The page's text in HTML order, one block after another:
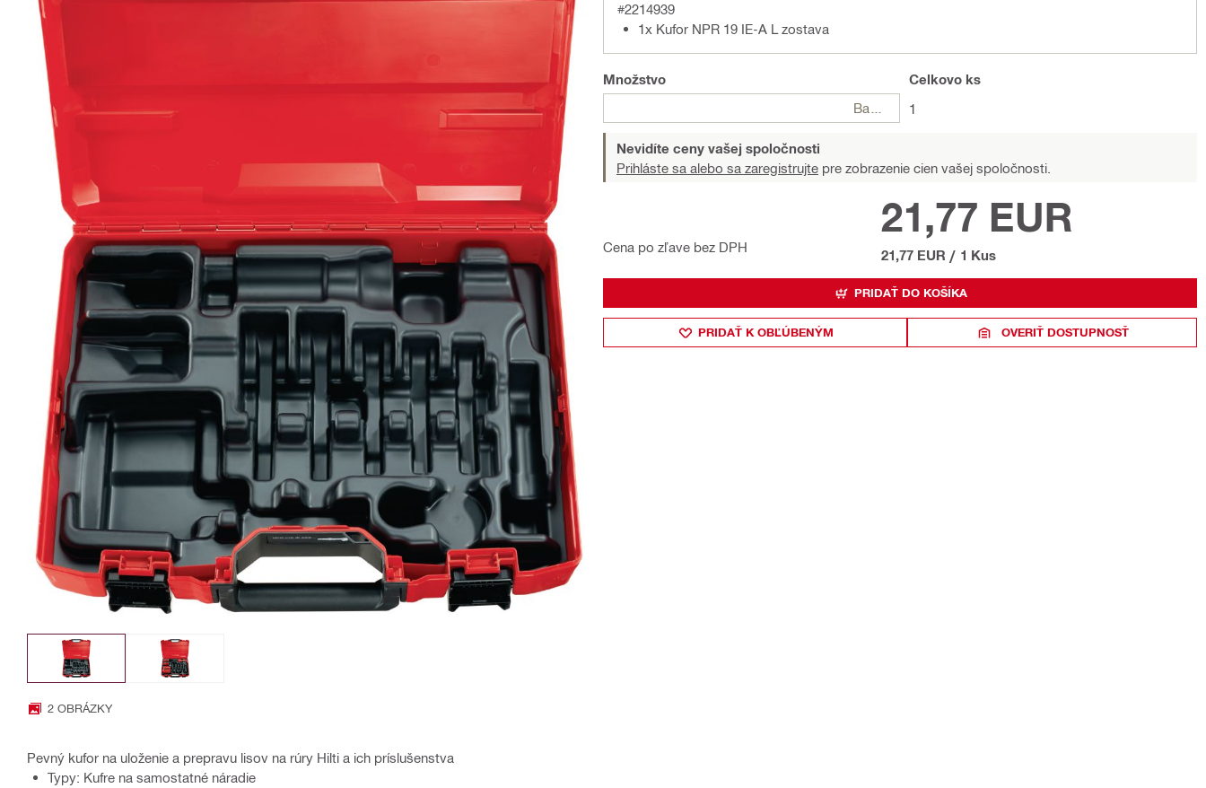
2 OBRÁZKY
Pevný kufor na uloženie a prepravu lisov na rúry Hilti a ich príslušenstva
Typy: Kufre na samostatné náradie
#2214939
1x Kufor NPR 19 IE-A L zostava
Množstvo
Celkovo ks
1
Nevidíte ceny vašej spoločnosti
Prihláste sa alebo sa zaregistrujte pre zobrazenie cien vašej spoločnosti.
Cena po zľave bez DPH
21,77 EUR
21,77 EUR / 1 Kus
PRIDAŤ DO KOŠÍKA
PRIDAŤ K OBĽÚBENÝM OVERIŤ DOSTUPNOSŤ